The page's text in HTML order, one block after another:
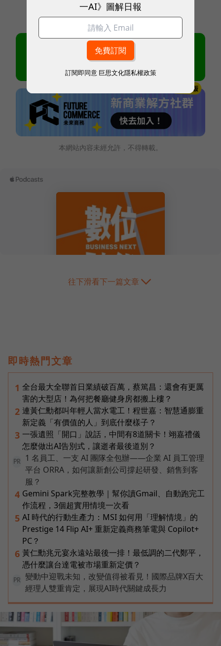
本網站內容未經允許，不得轉載。
往下滑看下一篇文章
即時熱門文章
1 全台最大全聯首日業績破百萬，蔡篤昌：還會有更厲
害的大型店！為何把餐廳健身房都搬上樓？
2 連黃仁勳都叫年輕人當水電工！程世嘉：智慧通膨重
新定義「有價值的人」到底什麼樣子？
3 一張遺照「開口」說話，中間有8道關卡！翊嘉禮儀
怎麼做出AI告別式，讓逝者最後道別？
PR
1 名員工、一支 AI 團隊全包辦——企業 AI 員工管理
平台 ORRA，如何讓新創公司撐起研發、銷售到客
服？
4 Gemini Spark完整教學｜幫你讀Gmail、自動跑完工
作流程，3個超實用情境一次看
5 AI 時代的行動生產力：MSI 如何用「理解情境」的
Prestige 14 Flip AI+ 重新定義商務筆電與 Copilot+
PC？
6 黃仁勳兆元宴永遠站最後一排！最低調的二代鄭平，
憑什麼讓台達電被市場重新定價？
PR
變動中迎戰未知，改變值得被看見！國際品牌X百大
經理人雙重肯定，展現AI時代關鍵成長力
一AI》圖解日報
訂閱即同意 巨思文化隱私權政策